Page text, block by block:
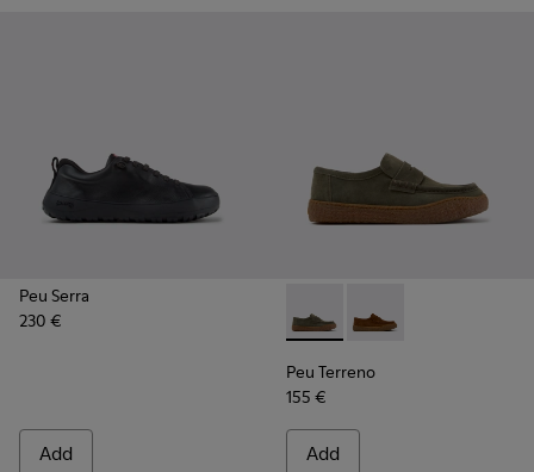
Peu Serra
230 €
Add
Peu Terreno - K101135-004
Peu Terreno -
Peu Terreno
155 €
Add